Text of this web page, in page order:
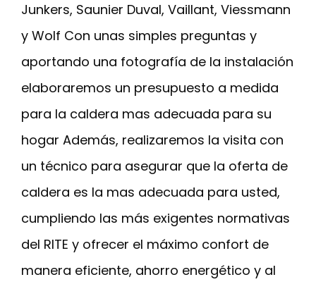
Junkers, Saunier Duval, Vaillant, Viessmann
y Wolf Con unas simples preguntas y
aportando una fotografía de la instalación
elaboraremos un presupuesto a medida
para la caldera mas adecuada para su
hogar Además, realizaremos la visita con
un técnico para asegurar que la oferta de
caldera es la mas adecuada para usted,
cumpliendo las más exigentes normativas
del RITE y ofrecer el máximo confort de
manera eficiente, ahorro energético y al